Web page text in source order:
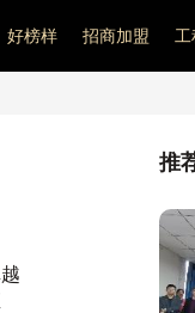
好榜样 招商加盟
推